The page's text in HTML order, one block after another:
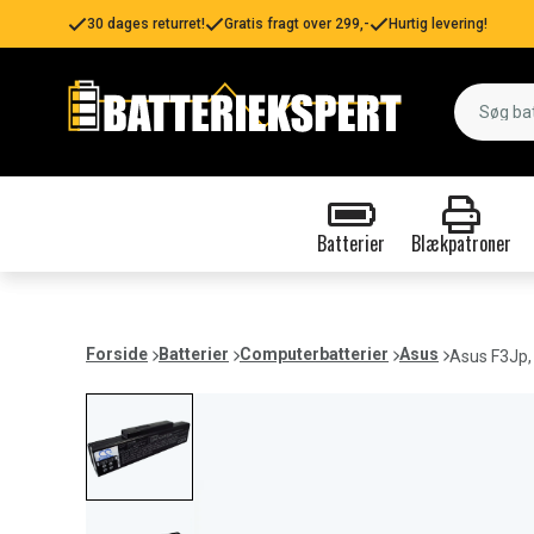
30 dages returret! Gratis fragt over 299,- Hurtig levering!
Batterier Blækpatroner
Forside Batterier Computerbatterier Asus Asus